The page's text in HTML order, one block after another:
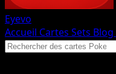
Eyevo
Accueil Cartes Sets Blog